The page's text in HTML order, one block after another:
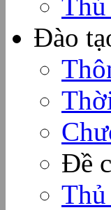
Đào
Đề
Thủ